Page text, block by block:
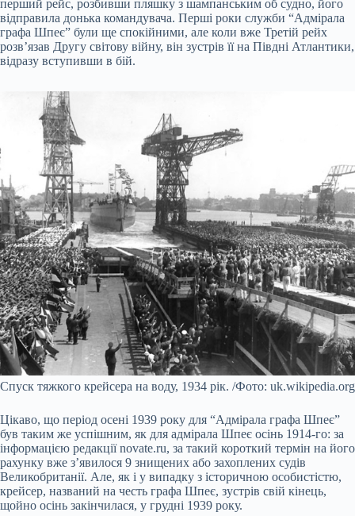
перший рейс, розбивши пляшку з шампанським об судно, його
відправила донька командувача. Перші роки служби “Адмірала
графа Шпеє” були ще спокійними, але коли вже Третій рейх
розв’язав Другу світову війну, він зустрів її на Півдні Атлантики,
відразу вступивши в бій.
Спуск тяжкого крейсера на воду, 1934 рік. /Фото: uk.wikipedia.org
Цікаво, що період осені 1939 року для “Адмірала графа Шпеє”
був таким же успішним, як для адмірала Шпеє осінь 1914-го: за
інформацією редакції novate.ru, за такий короткий термін на його
рахунку вже з’явилося 9 знищених або захоплених судів
Великобританії. Але, як і у випадку з історичною особистістю,
крейсер, названий на честь графа Шпеє, зустрів свій кінець,
щойно осінь закінчилася, у грудні 1939 року.